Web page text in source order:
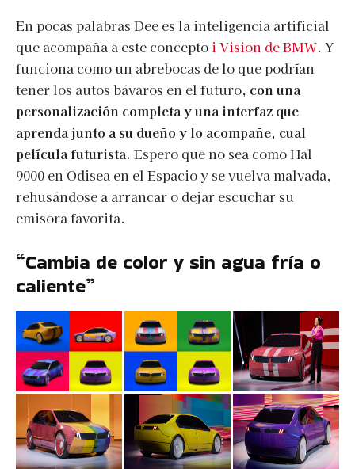
En pocas palabras Dee es la inteligencia artificial
que acompaña a este concepto i Vision de BMW. Y
funciona como un abrebocas de lo que podrían
tener los autos bávaros en el futuro, con una
personalización completa y una interfaz que
aprenda junto a su dueño y lo acompañe, cual
película futurista. Espero que no sea como Hal
9000 en Odisea en el Espacio y se vuelva malvada,
rehusándose a arrancar o dejar escuchar su
emisora favorita.
“Cambia de color y sin agua fría o
caliente”